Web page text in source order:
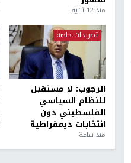
منذ 12 ثانية
تصريحات خاصة
الرجوب: لا مستقبل
للنظام السياسي
الفلسطيني دون
انتخابات ديمقراطية
منذ ساعة